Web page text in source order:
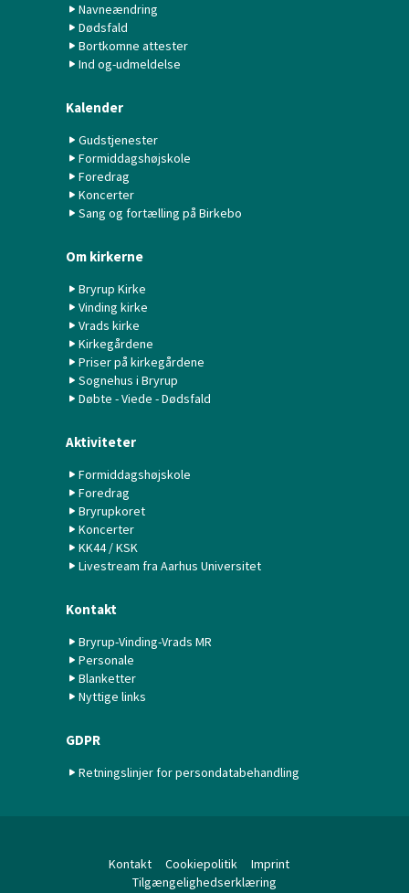
Navneændring
Dødsfald
Bortkomne attester
Ind og-udmeldelse
Kalender
Gudstjenester
Formiddagshøjskole
Foredrag
Koncerter
Sang og fortælling på Birkebo
Om kirkerne
Bryrup Kirke
Vinding kirke
Vrads kirke
Kirkegårdene
Priser på kirkegårdene
Sognehus i Bryrup
Døbte - Viede - Dødsfald
Aktiviteter
Formiddagshøjskole
Foredrag
Bryrupkoret
Koncerter
KK44 / KSK
Livestream fra Aarhus Universitet
Kontakt
Bryrup-Vinding-Vrads MR
Personale
Blanketter
Nyttige links
GDPR
Retningslinjer for persondatabehandling
Kontakt Cookiepolitik
Imprint
Tilgængelighedserklæring